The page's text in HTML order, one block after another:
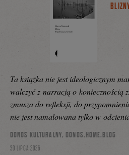
Ta książka nie jest ideologicznym
walczyć z narracją o koniecznością
zmusza do refleksji, do
nie jest namalowana tylko w
DONOS KULTURALNY, DONOS.HOME.BLOG
30 LIPCA 2026